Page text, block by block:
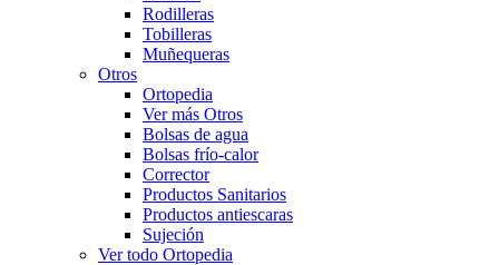
Rodilleras
Tobilleras
Muñequeras
Otros
Ortopedia
Ver más Otros
Bolsas de agua
Bolsas frío-calor
Corrector
Productos Sanitarios
Productos antiescaras
Sujeción
Ver todo Ortopedia